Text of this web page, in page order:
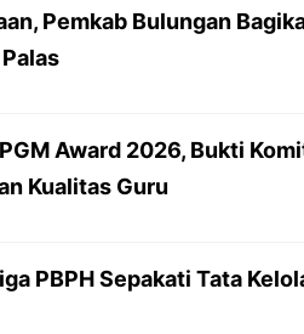
Pemkab Bulungan
Award 2026, Bukti
Kualitas Guru
PBPH Sepakati Tata